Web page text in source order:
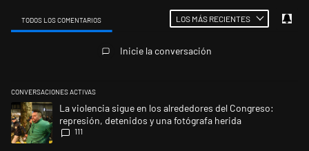
TODOS LOS COMENTARIOS LOS MÁS RECIENTES
Inicie la conversación
CONVERSACIONES ACTIVAS
Este listado muestra los artículos con más comentarios en los últimos
Un artículo de tendencia con el título "La violencia sigue en los
La violencia sigue en los alrededores del Congreso:
represión, detenidos y una fotógrafa herida
111